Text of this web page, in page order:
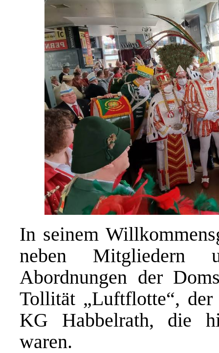
In seinem
neben Mitgliedern
Abordnungen der
Tollität „Luftflotte“,
KG Habbelrath, die
waren.